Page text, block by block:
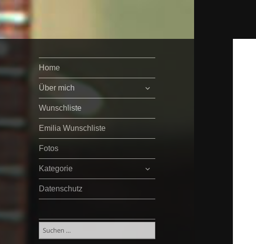
Home
Über mich
untermenü
öffnen
Wunschliste
Emilia Wunschliste
Fotos
Kategorie
untermenü
öffnen
Datenschutz
Suchen
nach: